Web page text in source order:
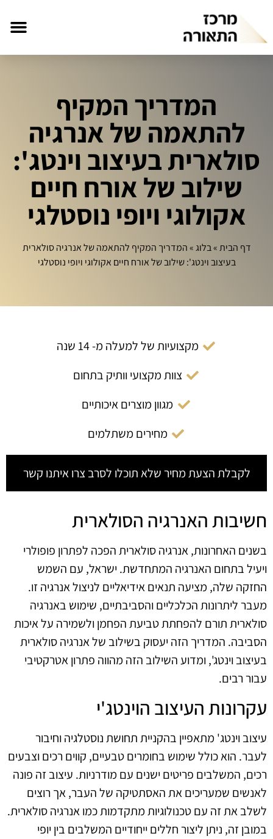
המדריך המקיף
להתאמה של אנרגיה
סולארית בעיצוב וינטג':
שילוב של אורח חיים
אקולוגי ויופי נוסטלגי
דף הבית»בלוג»המדריך המקיף להתאמה של אנרגיה סולארית
בעיצוב וינטג': שילוב של אורח חיים אקולוגי ויופי נוסטלגי
מקצועיות של למעלה מ- 14 שנה
צוות מקצועי וותיק בתחום
מגוון מוצרים איכותיים
מחירים משתלמים
לקבלת הצעת מחיר שלא תוכלו לסרב צרו איתנו קשר
חשיבות האנרגיה הסולארית
בשנים האחרונות, אנרגיה סולארית הפכה לפתרון פופולרי
ויעיל בתחום האנרגיה המתחדשת. ישראל, עם השמש
החזקה שלה, מציעה תנאים אידיאליים לניצול אנרגיה זו.
מעבר ליתרונות הכלכליים והסביבתיים, שימוש באנרגיה
סולארית תורם להפחתת טביעת הפחמן ולשמירה על איכות
הסביבה. המדריך הזה יעסוק בשילוב של אנרגיה סולארית
בעיצוב וינטג', ומדוע השילוב הזה מהווה פתרון אטרקטיבי
עבור רבים.
עקרונות העיצוב הוינטג'י
עיצוב וינטג' מתאפיין בהקניית תחושת נוסטלגיה וחיבור
לעבר. הוא כולל שימוש בחומרים טבעיים, קווים רכים וצבעים
רכים, המשלבים פריטים ישנים עם מודרניות. עיצוב זה פונה
לאנשים שמעריכים את האסתטיקה של העבר, אך רוצים
לשלב את זה עם טכנולוגיות מתקדמות כמו אנרגיה סולארית.
במובן זה, ניתן ליצור חללים ייחודיים המשלבים בין יופי